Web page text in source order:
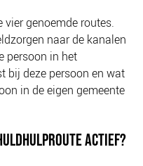
vier genoemde routes.
naar de kanalen
persoon in het
bij deze persoon en wat
in de eigen gemeente
ACTIEF?